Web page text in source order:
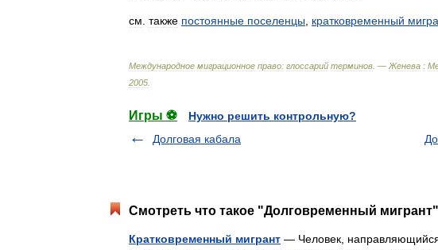
см также постоянные поселенцы кратковременный
Международное миграционное право: глоссарий терминов . — Женева :
2005
Игры ⚽
Нужно решить контрольную?
Долговая кабала
Смотреть что такое "Долговременный
Кратковременный мигрант — Человек, направляющийся